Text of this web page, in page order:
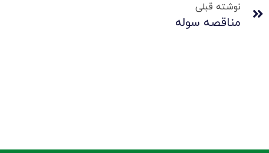
نوشته قبلی
مناقصه سوله